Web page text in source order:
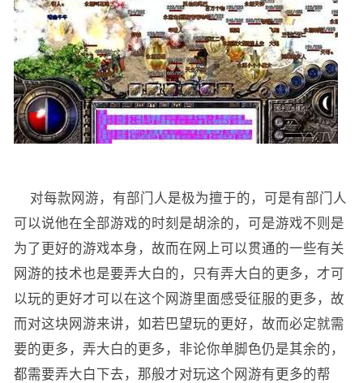
对每款网游，有部门人是极为擅于的，可是有部门人
可以说他在全部游戏的时刻是胡涂的，可是游戏不则是
为了更好的游戏本身，故而在网上可以贯通的一些有关
网游的技术也是要弄大白的，只有弄大白的更多，才可
以玩的更好才可以在这个网游里面感受征服的更多，故
而对这块网游来讲，如若巴望玩的更好，故而必定就需
要的更多，弄大白的更多，非论你单脚色仍是其余的，
都需要弄大白下去，那般才对玩这个网游有更多的帮